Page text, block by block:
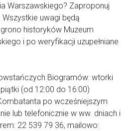
Warszawskiego? Zaproponuj
uwagi będą
historyków Muzeum
i po weryfikacji uzupełniane
Biogramów: wtorki
(od 12:00 do 16:00)
po wcześniejszym
lub telefonicznie w ww. dniach i
22 539 79 36, mailowo: